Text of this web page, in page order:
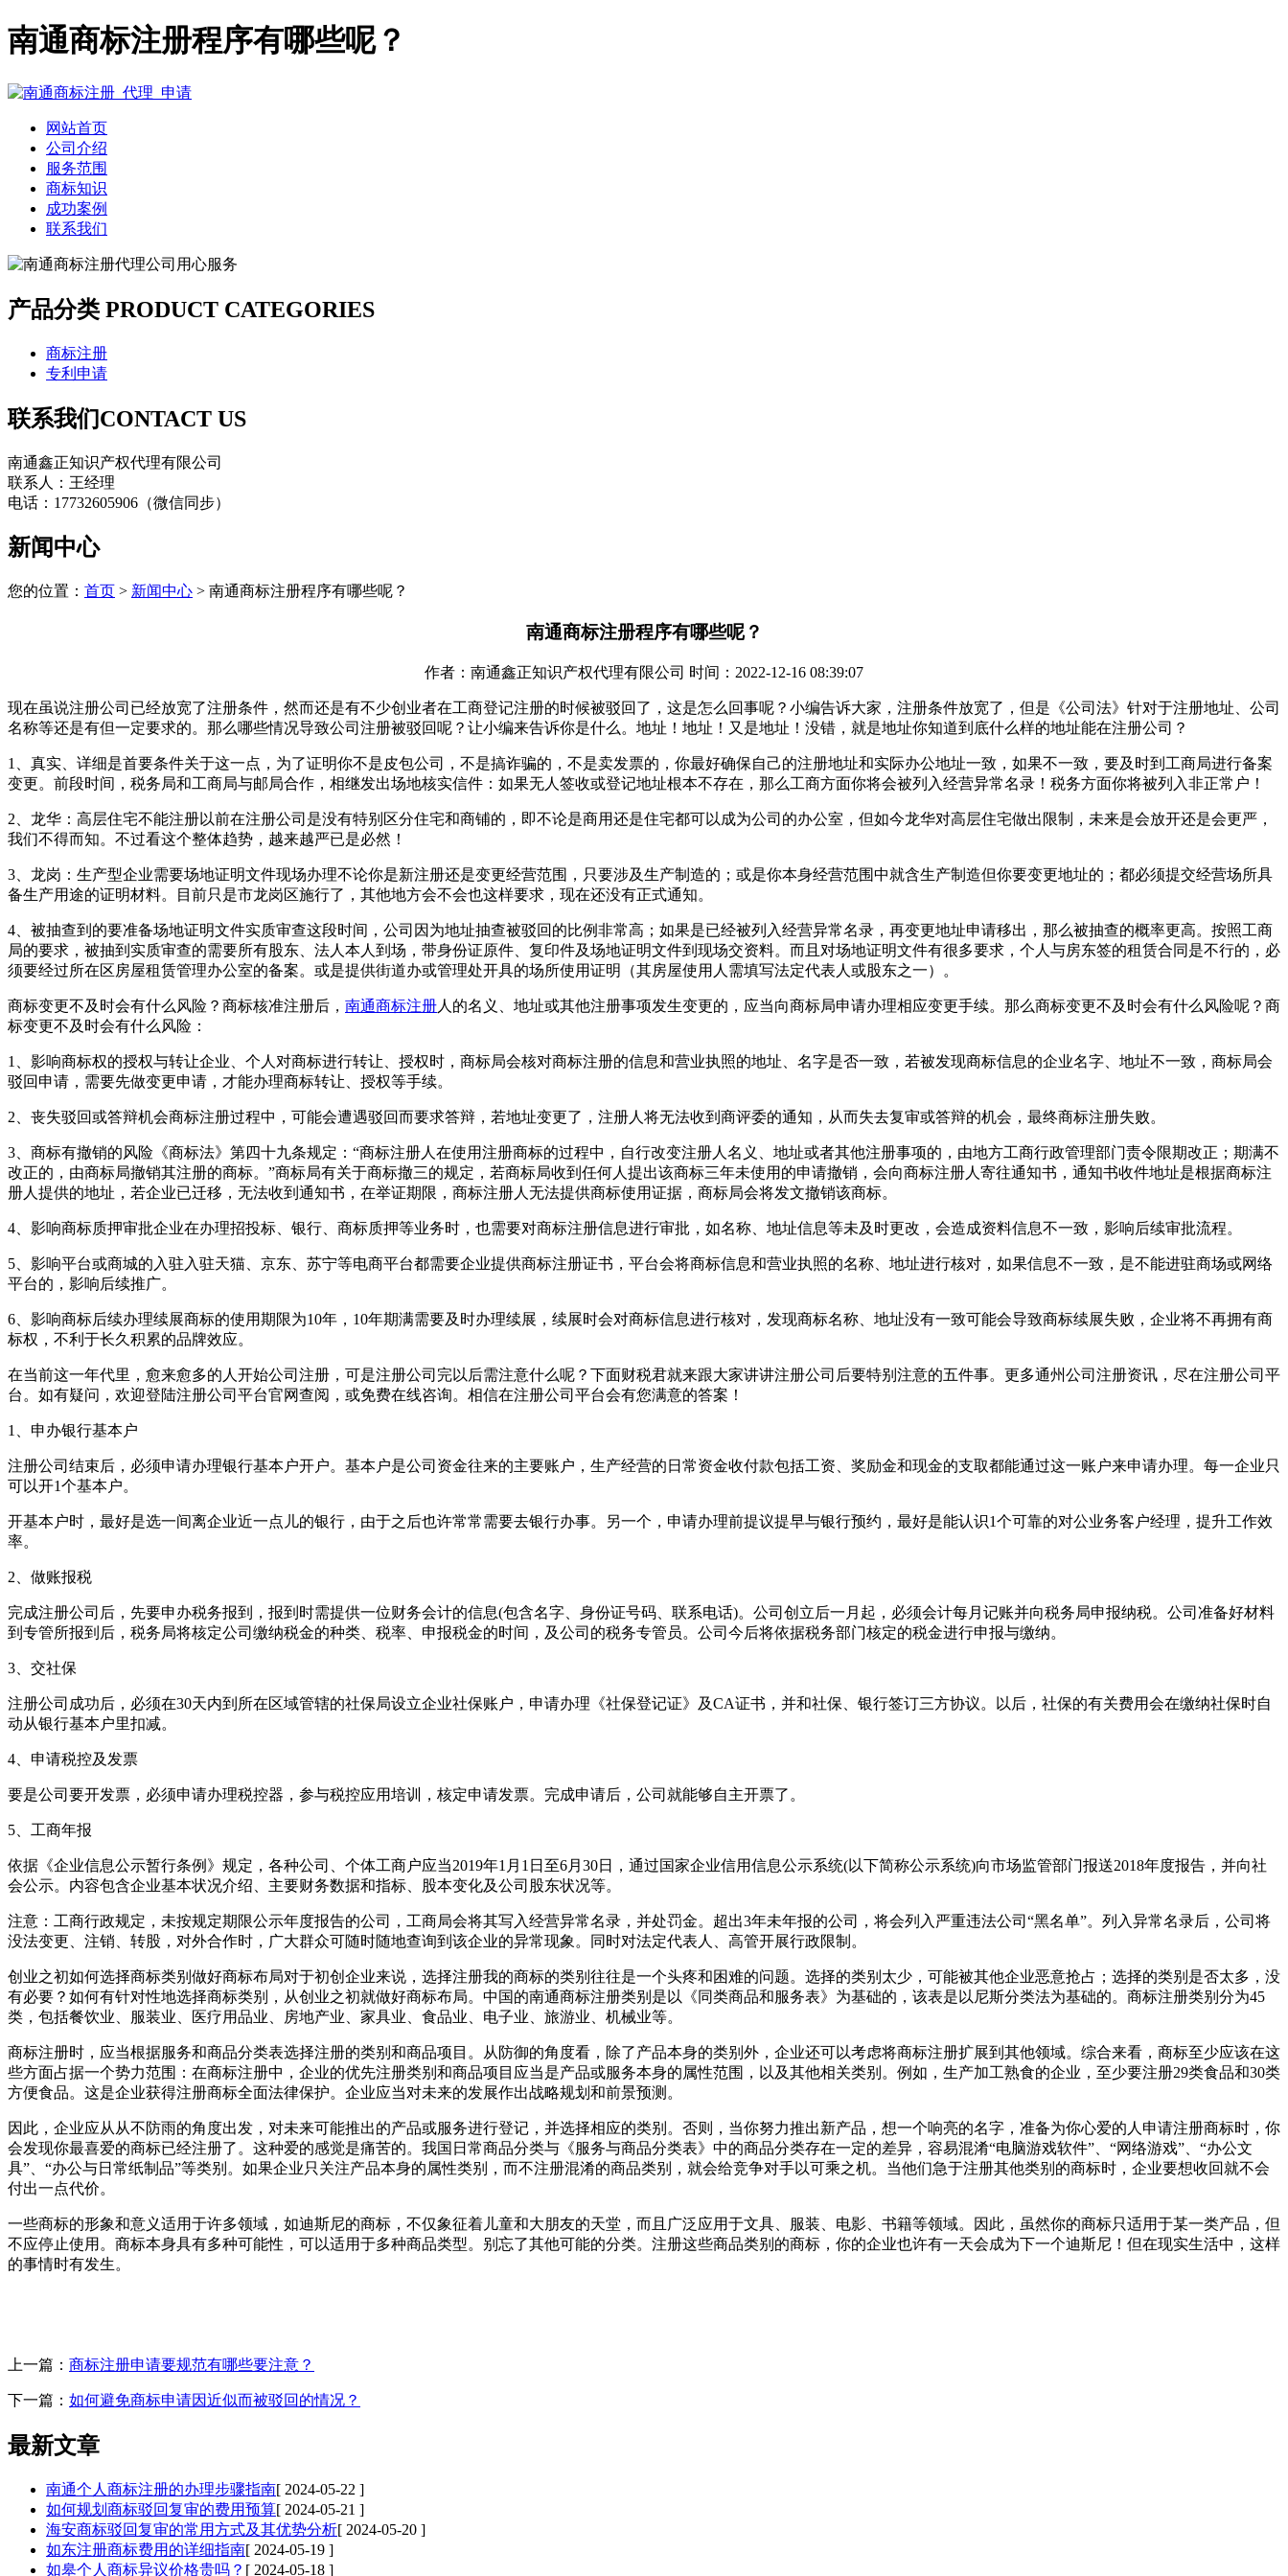
南通商标注册程序有哪些呢？
网站首页
公司介绍
服务范围
商标知识
成功案例
联系我们
产品分类 PRODUCT CATEGORIES
商标注册
专利申请
联系我们CONTACT US
南通鑫正知识产权代理有限公司
联系人：王经理
电话：17732605906（微信同步）
新闻中心
您的位置： 首页 > 新闻中心 > 南通商标注册程序有哪些呢？
南通商标注册程序有哪些呢？
作者：南通鑫正知识产权代理有限公司 时间：2022-12-16 08:39:07
现在虽说注册公司已经放宽了注册条件，然而还是有不少创业者在工商登记注册的时候被驳回了，这是怎么回事呢？小编告诉大家，注册条件放宽了，但是《公司法》针对于注册地址、公司
名称等还是有但一定要求的。那么哪些情况导致公司注册被驳回呢？让小编来告诉你是什么。地址！地址！又是地址！没错，就是地址你知道到底什么样的地址能在注册公司？
1、真实、详细是首要条件关于这一点，为了证明你不是皮包公司，不是搞诈骗的，不是卖发票的，你最好确保自己的注册地址和实际办公地址一致，如果不一致，要及时到工商局进行备案
变更。前段时间，税务局和工商局与邮局合作，相继发出场地核实信件：如果无人签收或登记地址根本不存在，那么工商方面你将会被列入经营异常名录！税务方面你将被列入非正常户！
2、龙华：高层住宅不能注册以前在注册公司是没有特别区分住宅和商铺的，即不论是商用还是住宅都可以成为公司的办公室，但如今龙华对高层住宅做出限制，未来是会放开还是会更严，
我们不得而知。不过看这个整体趋势，越来越严已是必然！
3、龙岗：生产型企业需要场地证明文件现场办理不论你是新注册还是变更经营范围，只要涉及生产制造的；或是你本身经营范围中就含生产制造但你要变更地址的；都必须提交经营场所具
备生产用途的证明材料。目前只是市龙岗区施行了，其他地方会不会也这样要求，现在还没有正式通知。
4、被抽查到的要准备场地证明文件实质审查这段时间，公司因为地址抽查被驳回的比例非常高；如果是已经被列入经营异常名录，再变更地址申请移出，那么被抽查的概率更高。按照工商
局的要求，被抽到实质审查的需要所有股东、法人本人到场，带身份证原件、复印件及场地证明文件到现场交资料。而且对场地证明文件有很多要求，个人与房东签的租赁合同是不行的，必
须要经过所在区房屋租赁管理办公室的备案。或是提供街道办或管理处开具的场所使用证明（其房屋使用人需填写法定代表人或股东之一）。
商标变更不及时会有什么风险？商标核准注册后， 南通商标注册人的名义、地址或其他注册事项发生变更的，应当向商标局申请办理相应变更手续。那么商标变更不及时会有什么风险呢？商
标变更不及时会有什么风险：
1、影响商标权的授权与转让企业、个人对商标进行转让、授权时，商标局会核对商标注册的信息和营业执照的地址、名字是否一致，若被发现商标信息的企业名字、地址不一致，商标局会
驳回申请，需要先做变更申请，才能办理商标转让、授权等手续。
2、丧失驳回或答辩机会商标注册过程中，可能会遭遇驳回而要求答辩，若地址变更了，注册人将无法收到商评委的通知，从而失去复审或答辩的机会，最终商标注册失败。
3、商标有撤销的风险《商标法》第四十九条规定：“商标注册人在使用注册商标的过程中，自行改变注册人名义、地址或者其他注册事项的，由地方工商行政管理部门责令限期改正；期满不
改正的，由商标局撤销其注册的商标。”商标局有关于商标撤三的规定，若商标局收到任何人提出该商标三年未使用的申请撤销，会向商标注册人寄往通知书，通知书收件地址是根据商标注
册人提供的地址，若企业已迁移，无法收到通知书，在举证期限，商标注册人无法提供商标使用证据，商标局会将发文撤销该商标。
4、影响商标质押审批企业在办理招投标、银行、商标质押等业务时，也需要对商标注册信息进行审批，如名称、地址信息等未及时更改，会造成资料信息不一致，影响后续审批流程。
5、影响平台或商城的入驻入驻天猫、京东、苏宁等电商平台都需要企业提供商标注册证书，平台会将商标信息和营业执照的名称、地址进行核对，如果信息不一致，是不能进驻商场或网络
平台的，影响后续推广。
6、影响商标后续办理续展商标的使用期限为10年，10年期满需要及时办理续展，续展时会对商标信息进行核对，发现商标名称、地址没有一致可能会导致商标续展失败，企业将不再拥有商
标权，不利于长久积累的品牌效应。
在当前这一年代里，愈来愈多的人开始公司注册，可是注册公司完以后需注意什么呢？下面财税君就来跟大家讲讲注册公司后要特别注意的五件事。更多通州公司注册资讯，尽在注册公司平
台。如有疑问，欢迎登陆注册公司平台官网查阅，或免费在线咨询。相信在注册公司平台会有您满意的答案！
1、申办银行基本户
注册公司结束后，必须申请办理银行基本户开户。基本户是公司资金往来的主要账户，生产经营的日常资金收付款包括工资、奖励金和现金的支取都能通过这一账户来申请办理。每一企业只
可以开1个基本户。
开基本户时，最好是选一间离企业近一点儿的银行，由于之后也许常常需要去银行办事。另一个，申请办理前提议提早与银行预约，最好是能认识1个可靠的对公业务客户经理，提升工作效
率。
2、做账报税
完成注册公司后，先要申办税务报到，报到时需提供一位财务会计的信息(包含名字、身份证号码、联系电话)。公司创立后一月起，必须会计每月记账并向税务局申报纳税。公司准备好材料
到专管所报到后，税务局将核定公司缴纳税金的种类、税率、申报税金的时间，及公司的税务专管员。公司今后将依据税务部门核定的税金进行申报与缴纳。
3、交社保
注册公司成功后，必须在30天内到所在区域管辖的社保局设立企业社保账户，申请办理《社保登记证》及CA证书，并和社保、银行签订三方协议。以后，社保的有关费用会在缴纳社保时自
动从银行基本户里扣减。
4、申请税控及发票
要是公司要开发票，必须申请办理税控器，参与税控应用培训，核定申请发票。完成申请后，公司就能够自主开票了。
5、工商年报
依据《企业信息公示暂行条例》规定，各种公司、个体工商户应当2019年1月1日至6月30日，通过国家企业信用信息公示系统(以下简称公示系统)向市场监管部门报送2018年度报告，并向社
会公示。内容包含企业基本状况介绍、主要财务数据和指标、股本变化及公司股东状况等。
注意：工商行政规定，未按规定期限公示年度报告的公司，工商局会将其写入经营异常名录，并处罚金。超出3年未年报的公司，将会列入严重违法公司“黑名单”。列入异常名录后，公司将
没法变更、注销、转股，对外合作时，广大群众可随时随地查询到该企业的异常现象。同时对法定代表人、高管开展行政限制。
创业之初如何选择商标类别做好商标布局对于初创企业来说，选择注册我的商标的类别往往是一个头疼和困难的问题。选择的类别太少，可能被其他企业恶意抢占；选择的类别是否太多，没
有必要？如何有针对性地选择商标类别，从创业之初就做好商标布局。中国的南通商标注册类别是以《同类商品和服务表》为基础的，该表是以尼斯分类法为基础的。商标注册类别分为45
类，包括餐饮业、服装业、医疗用品业、房地产业、家具业、食品业、电子业、旅游业、机械业等。
商标注册时，应当根据服务和商品分类表选择注册的类别和商品项目。从防御的角度看，除了产品本身的类别外，企业还可以考虑将商标注册扩展到其他领域。综合来看，商标至少应该在这
些方面占据一个势力范围：在商标注册中，企业的优先注册类别和商品项目应当是产品或服务本身的属性范围，以及其他相关类别。例如，生产加工熟食的企业，至少要注册29类食品和30类
方便食品。这是企业获得注册商标全面法律保护。企业应当对未来的发展作出战略规划和前景预测。
因此，企业应从从不防雨的角度出发，对未来可能推出的产品或服务进行登记，并选择相应的类别。否则，当你努力推出新产品，想一个响亮的名字，准备为你心爱的人申请注册商标时，你
会发现你最喜爱的商标已经注册了。这种爱的感觉是痛苦的。我国日常商品分类与《服务与商品分类表》中的商品分类存在一定的差异，容易混淆“电脑游戏软件”、“网络游戏”、“办公文
具”、“办公与日常纸制品”等类别。如果企业只关注产品本身的属性类别，而不注册混淆的商品类别，就会给竞争对手以可乘之机。当他们急于注册其他类别的商标时，企业要想收回就不会
付出一点代价。
一些商标的形象和意义适用于许多领域，如迪斯尼的商标，不仅象征着儿童和大朋友的天堂，而且广泛应用于文具、服装、电影、书籍等领域。因此，虽然你的商标只适用于某一类产品，但
不应停止使用。商标本身具有多种可能性，可以适用于多种商品类型。别忘了其他可能的分类。注册这些商品类别的商标，你的企业也许有一天会成为下一个迪斯尼！但在现实生活中，这样
的事情时有发生。
上一篇： 商标注册申请要规范有哪些要注意？
下一篇： 如何避免商标申请因近似而被驳回的情况？
最新文章
南通个人商标注册的办理步骤指南[ 2024-05-22 ]
如何规划商标驳回复审的费用预算[ 2024-05-21 ]
海安商标驳回复审的常用方式及其优势分析[ 2024-05-20 ]
如东注册商标费用的详细指南[ 2024-05-19 ]
如皋个人商标异议价格贵吗？ [ 2024-05-18 ]